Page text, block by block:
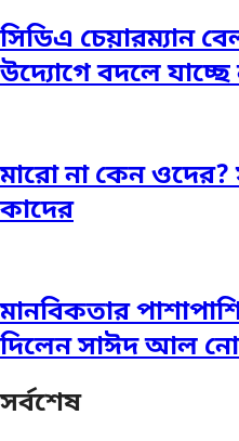
সিডিএ চেয়ারম্যান
উদ্যোগে বদলে
মারো না কেন ওদের?
কাদের
মানবিকতার
দিলেন সাঈদ আল
সর্বশেষ